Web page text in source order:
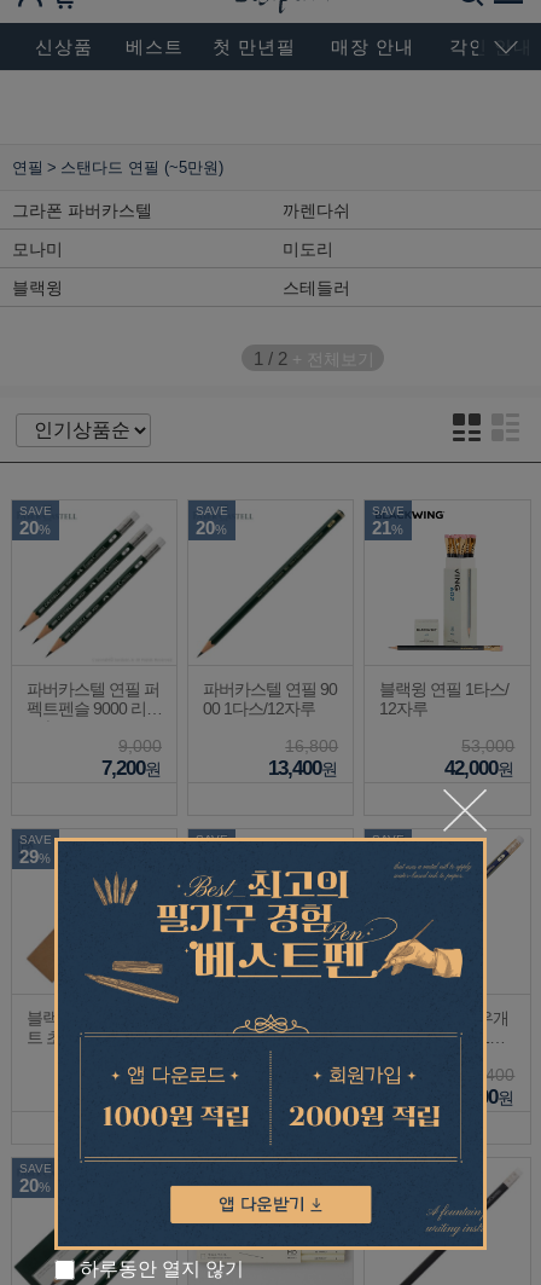
BESEN MASTERPIECE, SINCE 2004
신상품 베스트 첫 만년필 매장 안내 각인 안내
연필 스탠다드 연필 (~5만원)
그라폰 파버카스텔
까렌다쉬
모나미
미도리
블랙윙
스테들러
1 / 2 + 전체보기
SAVE
20%
파버카스텔 연필 퍼
펙트펜슬 9000 리필
9,000
7,200원
SAVE
20%
파버카스텔 연필 90
00 1다스/12자루
16,800
13,400원
SAVE
21%
블랙윙 연필 1타스/
12자루
53,000
42,000원
SAVE
29%
블랙윙 연필 포레스
트 초이스 더즌 (1타
6,500
SAVE
파버카스텔 지우개
연필 9000 1다스/12
24,000
19,200
SAVE
파버카스텔 지우개
연필 골드파버 1다
8,400
6,700원
SAVE
20%
하루동안 열지 않기